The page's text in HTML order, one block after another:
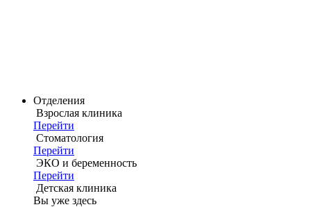
Отделения
Взрослая клиника
Перейти
Стоматология
Перейти
ЭКО и беременность
Перейти
Детская клиника
Вы уже здесь